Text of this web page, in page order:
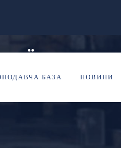
БАЗА НОВИНИ
ПРО